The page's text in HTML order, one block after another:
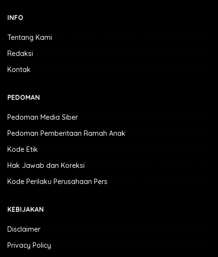
INFO
Tentang Kami
Redaksi
Kontak
PEDOMAN
Pedoman Media Siber
Pedoman Pemberitaan Ramah Anak
Kode Etik
Hak Jawab dan Koreksi
Kode Perilaku Perusahaan Pers
KEBIJAKAN
Disclaimer
Privacy Policy